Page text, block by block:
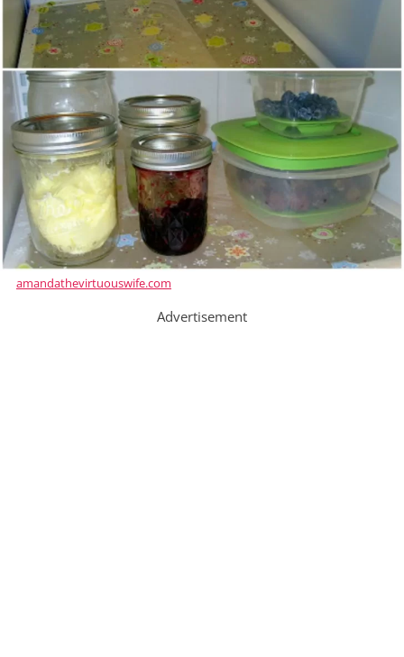
amandathevirtuouswife.com
Advertisement